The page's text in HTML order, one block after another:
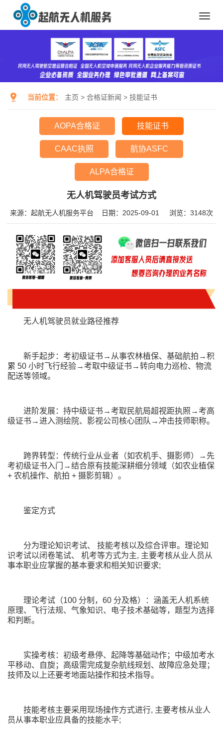
当前位置： 主页 > 合格证新闻 > 技能证书
AOPA合格证 技能证书
CAAC执照 航协ASFC
ALPA合格证
无人机驾驶员考试方式
来源：起航无人机服务平台 日期：2025-09-01 浏览： 3148次
无人机驾驶员就业路径推荐
新手起步：考初级证书→从事农林植保、基础航拍→积
累 50 小时飞行经验→考取中级证书→转向电力巡检、物流
配送等领域。
进阶发展：持中级证书→考取民航局超视距执照→考高
级证书→进入测绘院、影视公司核心团队→冲击技师职称。
跨界转型：传统行业从业者（如农机手、摄影师）→先
考初级证书入门→结合原有技能深耕细分领域（如农业植保
+ 农机操作、航拍 + 摄影剪辑）。
鉴定方式
分为理论知识考试、 技能考核以及综合评审。理论知
识考试以闭卷笔试、 机考等方式为主, 主要考核从业人员从
事本职业应掌握的基本要求和相关知识要求;
理论考试（100 分制，60 分及格）：涵盖无人机系统
原理、飞行法规、气象知识、电子技术基础等，题型为选择
和判断。
实操考核：初级考悬停、起降等基础动作；中级加考水
平移动、自旋；高级需完成复杂航线规划、故障应急处理；
技师及以上还要考地面站操作和技术指导。
技能考核主要采用现场操作方式进行, 主要考核从业人
员从事本职业应具备的技能水平;